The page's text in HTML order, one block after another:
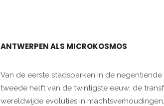
ANTWERPEN ALS MICROKOSMOS
Van de eerste stadsparken in de
tweede helft van de twintigste eeuw; de
wereldwijde evoluties in